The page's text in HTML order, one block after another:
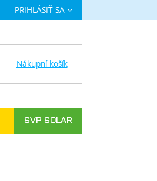
SVP SOLAR
PRIHLÁSIŤ SA
Nákupní košík